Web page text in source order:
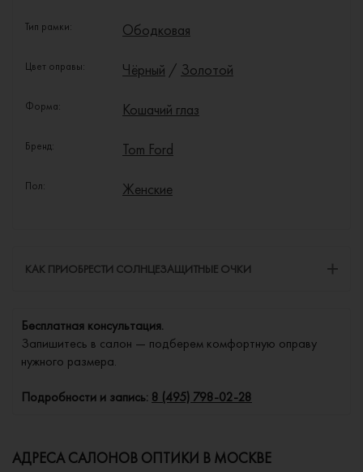
Тип рамки: Ободковая
Цвет оправы: Чёрный / Золотой
Форма: Кошачий глаз
Бренд: Tom Ford
Пол: Женские
КАК ПРИОБРЕСТИ СОЛНЦЕЗАЩИТНЫЕ ОЧКИ
Бесплатная консультация.
Запишитесь в салон — подберем комфортную оправу
нужного размера.
Подробности и запись: 8 (495) 798-02-28
АДРЕСА САЛОНОВ ОПТИКИ В МОСКВЕ